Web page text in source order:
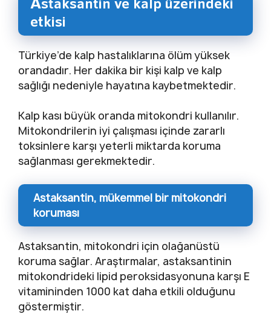
etkisi
Türkiye’de kalp hastalıklarına ölüm yüksek
orandadır. Her dakika bir kişi kalp ve kalp
sağlığı nedeniyle hayatına kaybetmektedir.
Kalp kası büyük oranda mitokondri kullanılır.
Mitokondrilerin iyi çalışması içinde zararlı
toksinlere karşı yeterli miktarda koruma
sağlanması gerekmektedir.
Astaksantin, mükemmel bir mitokondri
koruması
Astaksantin, mitokondri için olağanüstü
koruma sağlar. Araştırmalar, astaksantinin
mitokondrideki lipid peroksidasyonuna karşı E
vitamininden 1000 kat daha etkili olduğunu
göstermiştir.